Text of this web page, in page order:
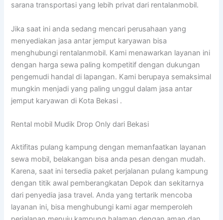
sarana transportasi yang lebih privat dari rentalanmobil.
Jika saat ini anda sedang mencari perusahaan yang
menyediakan jasa antar jemput karyawan bisa
menghubungi rentalanmobil. Kami menawarkan layanan ini
dengan harga sewa paling kompetitif dengan dukungan
pengemudi handal di lapangan. Kami berupaya semaksimal
mungkin menjadi yang paling unggul dalam jasa antar
jemput karyawan di Kota Bekasi .
Rental mobil Mudik Drop Only dari Bekasi
Aktifitas pulang kampung dengan memanfaatkan layanan
sewa mobil, belakangan bisa anda pesan dengan mudah.
Karena, saat ini tersedia paket perjalanan pulang kampung
dengan titik awal pemberangkatan Depok dan sekitarnya
dari penyedia jasa travel. Anda yang tertarik mencoba
layanan ini, bisa menghubungi kami agar memperoleh